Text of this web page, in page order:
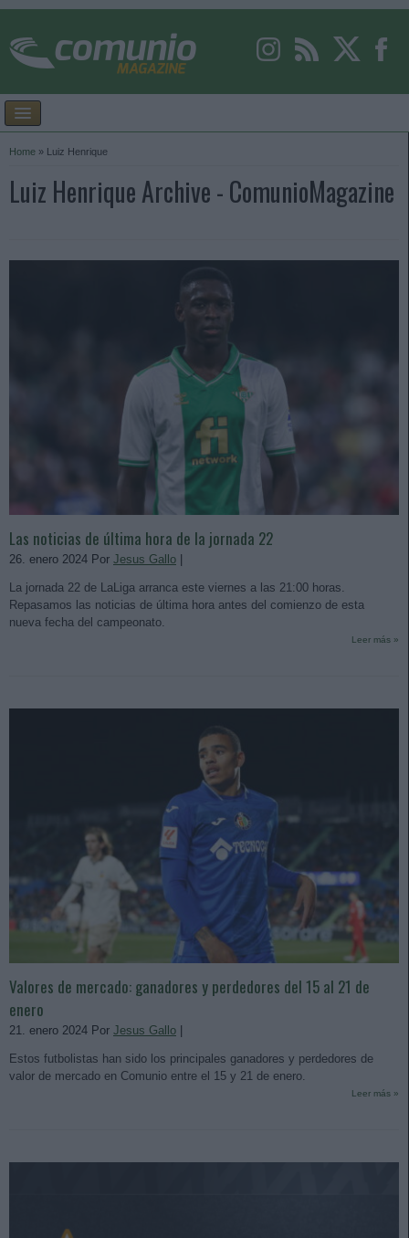
Home » Luiz Henrique
Luiz Henrique Archive - ComunioMagazine
Las noticias de última hora de la jornada 22
26. enero 2024 Por Jesus Gallo
La jornada 22 de LaLiga arranca este viernes a las 21:00 horas.
Repasamos las noticias de última hora antes del comienzo de esta
nueva fecha del campeonato.
Leer más »
Valores de mercado: ganadores y perdedores del 15 al 21 de
enero
21. enero 2024 Por Jesus Gallo
Estos futbolistas han sido los principales ganadores y perdedores de
valor de mercado en Comunio entre el 15 y 21 de enero.
Leer más »